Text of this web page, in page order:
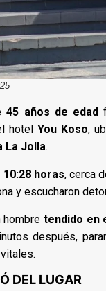
45 años de edad
hotelYou Koso,
La Jolla.
10:28 horas, cerca
y escucharon
hombretendido en
después,
DEL LUGAR